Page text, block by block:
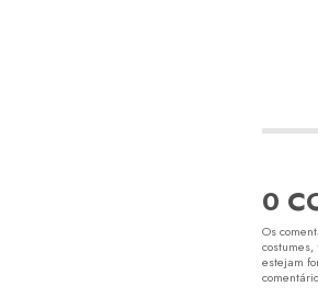
0
Os
estejam